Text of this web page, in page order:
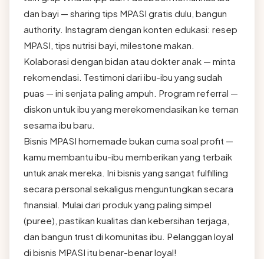
dan bayi — sharing tips MPASI gratis dulu, bangun
authority. Instagram dengan konten edukasi: resep
MPASI, tips nutrisi bayi, milestone makan.
Kolaborasi dengan bidan atau dokter anak — minta
rekomendasi. Testimoni dari ibu-ibu yang sudah
puas — ini senjata paling ampuh. Program referral —
diskon untuk ibu yang merekomendasikan ke teman
sesama ibu baru.
Bisnis MPASI homemade bukan cuma soal profit —
kamu membantu ibu-ibu memberikan yang terbaik
untuk anak mereka. Ini bisnis yang sangat fulfilling
secara personal sekaligus menguntungkan secara
finansial. Mulai dari produk yang paling simpel
(puree), pastikan kualitas dan kebersihan terjaga,
dan bangun trust di komunitas ibu. Pelanggan loyal
di bisnis MPASI itu benar-benar loyal!